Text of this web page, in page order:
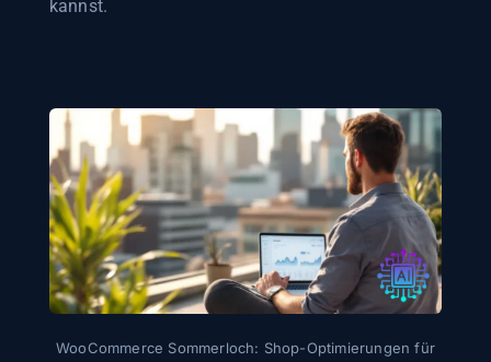
kannst.
WooCommerce Sommerloch: Shop-Optimierungen für